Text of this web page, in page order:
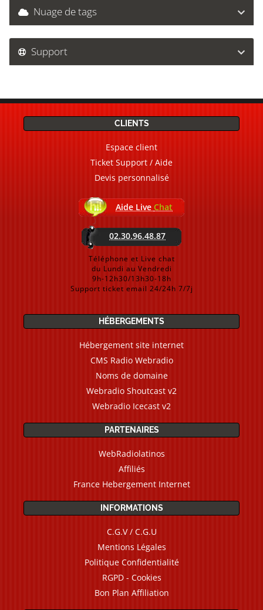
Nuage de tags
Support
CLIENTS
Espace client
Ticket Support / Aide
Devis personnalisé
Aide Live Chat
02.30.96.48.87
Téléphone et Live chat
du Lundi au Vendredi
9h-12h30/13h30-18h
Support ticket email 24/24h 7/7j
HÉBERGEMENTS
Hébergement site internet
CMS Radio Webradio
Noms de domaine
Webradio Shoutcast v2
Webradio Icecast v2
PARTENAIRES
WebRadiolatinos
Affiliés
France Hebergement Internet
INFORMATIONS
C.G.V / C.G.U
Mentions Légales
Politique Confidentialité
RGPD - Cookies
Bon Plan Affiliation